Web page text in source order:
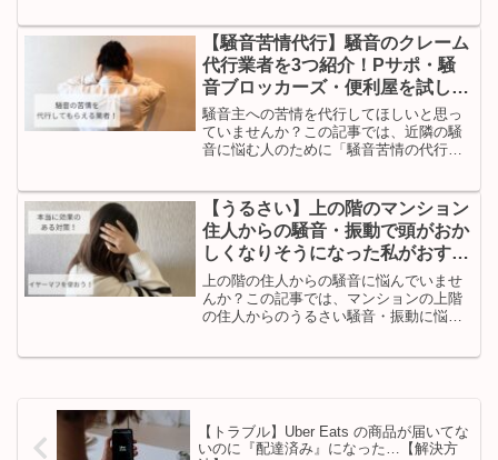
説します。税理士にアドバイスをもらっ
た内容です。「間違った回答は避けた
い」「安心したい」と考える人はぜひご
覧ください。
【騒音苦情代行】騒音のクレーム
代行業者を3つ紹介！Pサポ・騒
音ブロッカーズ・便利屋を試した
結果は？
騒音主への苦情を代行してほしいと思っ
ていませんか？この記事では、近隣の騒
音に悩む人のために「騒音苦情の代行業
抵抗がある人はぜひご覧ください。
【うるさい】上の階のマンション
住人からの騒音・振動で頭がおか
しくなりそうになった私がおすす
めする対策グッズ
上の階の住人からの騒音に悩んでいませ
んか？この記事では、マンションの上階
の住人からのうるさい騒音・振動に悩ん
【トラブル】Uber Eats の商品が届いてな
いのに『配達済み』になった…【解決方